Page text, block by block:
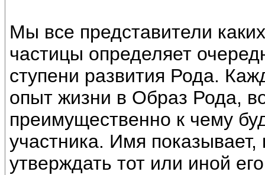
Мы все представители
частицы определяет
ступени развития Рода.
опыт жизни в Образ Рода,
преимущественно к чему
участника. Имя показывает,
утверждать тот или иной